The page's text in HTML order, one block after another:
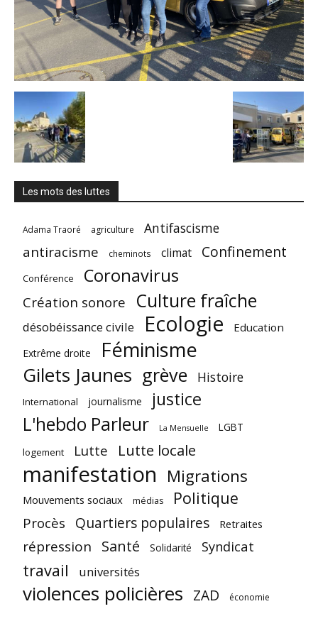
Les mots des luttes
Adama Traoré agriculture Antifascisme
antiracisme cheminots climat Confinement
Conférence Coronavirus
Création sonore Culture fraîche
désobéissance civile Ecologie Education
Extrême droite Féminisme
Gilets Jaunes grève Histoire
International journalisme justice
L'hebdo Parleur La Mensuelle
LGBT
logement
Lutte Lutte locale
manifestation Migrations
Mouvements sociaux médias Politique
Procès Quartiers populaires Retraites
répression Santé Solidarité Syndicat
travail universités
violences policières ZAD économie